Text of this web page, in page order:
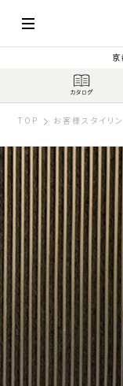
京
TOP お客様スタイリ